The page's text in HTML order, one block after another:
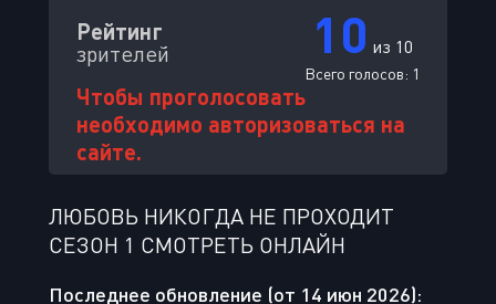
Рейтинг
зрителей 10 из 10
Всего голосов: 1
Чтобы проголосовать
необходимо авторизоваться на
сайте.
ЛЮБОВЬ НИКОГДА НЕ ПРОХОДИТ
СЕЗОН 1 СМОТРЕТЬ ОНЛАЙН
Последнее обновление (от 14 июн 2026):